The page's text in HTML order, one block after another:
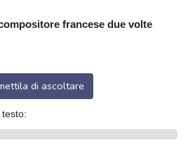
francese due volte
di ascoltare